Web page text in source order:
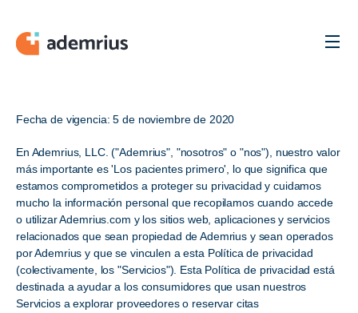
Fecha de vigencia: 5 de noviembre de 2020
En Ademrius, LLC. ("Ademrius", "nosotros" o "nos"), nuestro valor
más importante es 'Los pacientes primero', lo que significa que
estamos comprometidos a proteger su privacidad y cuidamos
mucho la información personal que recopilamos cuando accede
o utilizar Ademrius.com y los sitios web, aplicaciones y servicios
relacionados que sean propiedad de Ademrius y sean operados
por Ademrius y que se vinculen a esta Política de privacidad
(colectivamente, los "Servicios"). Esta Política de privacidad está
destinada a ayudar a los consumidores que usan nuestros
Servicios a explorar proveedores o reservar citas